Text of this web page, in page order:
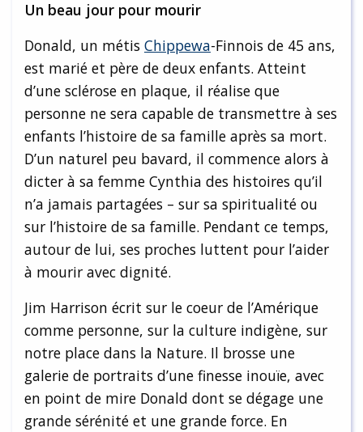
Un beau jour pour mourir
Donald, un métis Chippewa-Finnois de 45 ans,
est marié et père de deux enfants. Atteint
d’une sclérose en plaque, il réalise que
personne ne sera capable de transmettre à ses
enfants l’histoire de sa famille après sa mort.
D’un naturel peu bavard, il commence alors à
dicter à sa femme Cynthia des histoires qu’il
n’a jamais partagées – sur sa spiritualité ou
sur l’histoire de sa famille. Pendant ce temps,
autour de lui, ses proches luttent pour l’aider
à mourir avec dignité.
Jim Harrison écrit sur le coeur de l’Amérique
comme personne, sur la culture indigène, sur
notre place dans la Nature. Il brosse une
galerie de portraits d’une finesse inouïe, avec
en point de mire Donald dont se dégage une
grande sérénité et une grande force. En